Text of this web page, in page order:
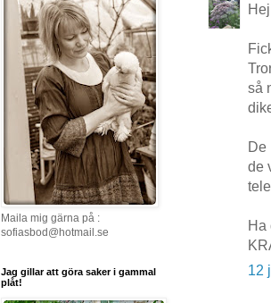
så
De
de
Ha
12
Maila mig gärna på :
sofiasbod@hotmail.se
Jag gillar att göra saker i gammal
plåt!